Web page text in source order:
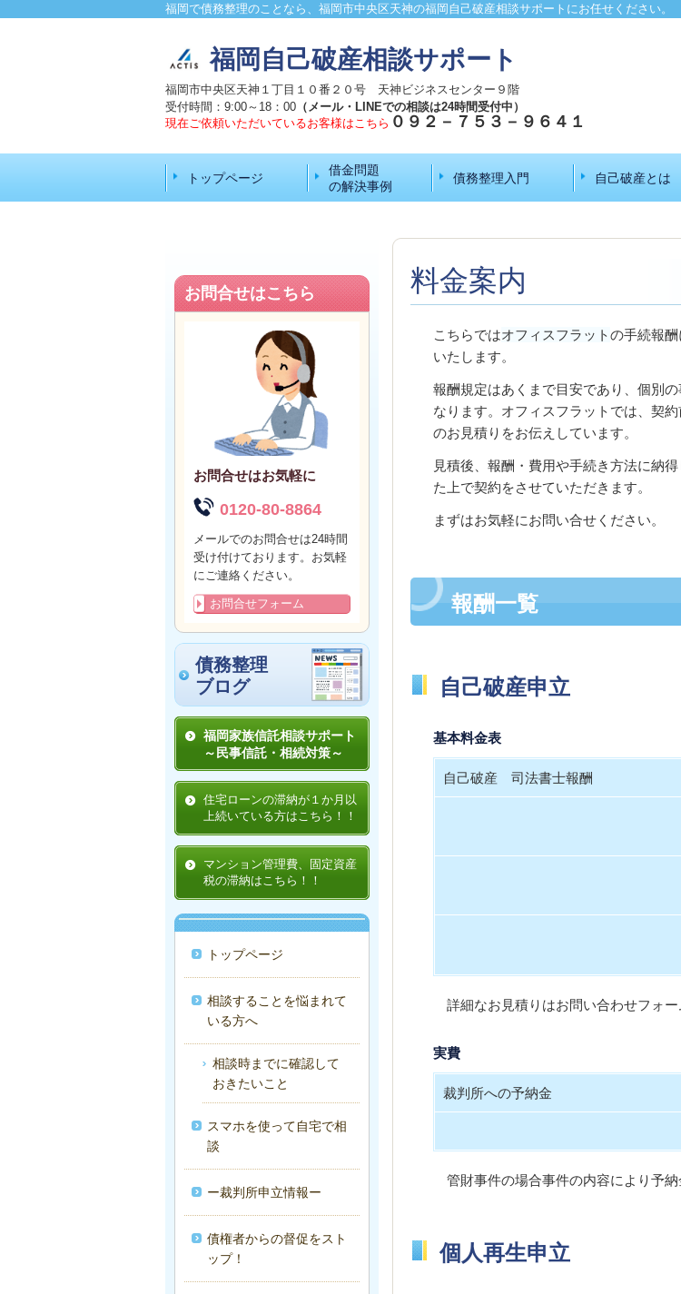
福岡で債務整理のことなら、福岡市中央区天神の福岡自己破産相談サポートにお任せください。
福岡自己破産相談サポート
福岡市中央区天神１丁目１０番２０号 天神ビジネスセンター９階
受付時間：9:00～18：00 （メール・LINEでの相談は24時間受付中）
現在ご依頼いただいているお客様はこちら ０９２－７５３－９６４１
トップページ
借金問題
の解決事例
債務整理入門 自己破産とは
料金案内
こちらではオフィスフラットの手続報
いたします。
報酬規定はあくまで目安であり、個別
なります。オフィスフラットでは、契
のお見積りをお伝えしています。
見積後、 報酬・費用や手続き方法に納
た上で契約をさせていただきます。
まずはお気軽にお問い合せください。
報酬一覧
自己破産申立
基本料金表
自己破産 司法書士報酬
詳細なお見積りはお問い合わせフォー
実費
裁判所への予納金
管財事件の場合事件の内容により予納
個人再生申立
お問合せはこちら
お問合せはお気軽に
0120-80-8864
メールでのお問合せは24時間
受け付けております。お気軽
にご連絡ください。
お問合せフォーム
債務整理
ブログ
福岡家族信託相談サポート
～民事信託・相続対策～
住宅ローンの滞納が１か月以
上続いている方はこちら！！
マンション管理費、固定資産
税の滞納はこちら！！
トップページ
相談することを悩まれて
いる方へ
相談時までに確認して
おきたいこと
スマホを使って自宅で相
談
ー裁判所申立情報ー
債権者からの督促をスト
ップ！